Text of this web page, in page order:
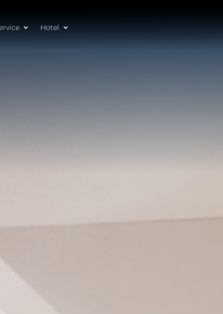
Hotel